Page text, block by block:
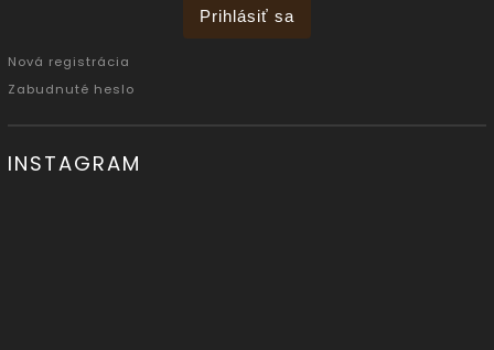
Prihlásiť sa
Nová registrácia
Zabudnuté heslo
INSTAGRAM